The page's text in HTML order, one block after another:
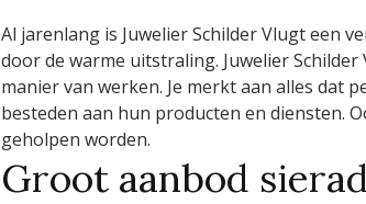
Al jarenlang is Juwelier Schilder Vlugt een
door de warme uitstraling. Juwelier
manier van werken. Je merkt aan alles dat
besteden aan hun producten en diensten.
geholpen worden.
Groot aanbod